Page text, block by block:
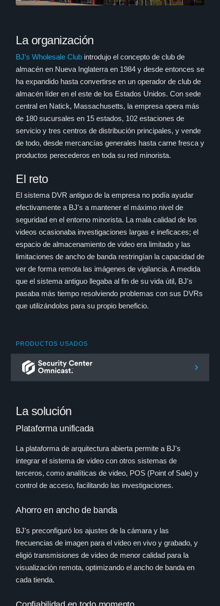
La organización
BJ’s Wholesale Club introdujo el concepto de club de
almacén en Nueva Inglaterra en 1984 y desde entonces se
ha expandido hasta convertirse en un operador de club de
almacén líder en el este de los Estados Unidos. Con sede
central en Natick, Massachusetts, la empresa opera más
de 180 sucursales en 15 estados, 102 estaciones de
servicio y tres centros de distribución principales, y vende
de todo, desde mercancías generales hasta carne fresca y
productos perecederos en toda su red minorista.
El reto
El sistema DVR antiguo de la empresa no podía ayudar
efectivamente a BJ's a mantener el máximo nivel de
seguridad en el entorno minorista. La mala calidad de los
videos ocasionaba investigaciones largas e ineficaces; el
espacio de almacenamiento de video era limitado y las
limitaciones de ancho de banda restringían la capacidad de
ver de forma remota las imágenes de vigilancia. A medida
que el sistema antiguo llegaba al fin de su vida útil, BJ's
pasaba más tiempo resolviendo problemas con sus DVRs
que utilizándolos para su propio beneficio.
PRODUCTOS USADOS
La solución
Plataforma unificada
La plataforma de arquitectura abierta permite a BJ's
integrar el sistema de video con otros sistemas de
terceros, como analíticas de video, POS (Point of Sale) y
control de acceso, facilitando las investigaciones.
Ahorro en ancho de banda
BJ's preconfiguró los ajustes de la cámara y las
frecuencias de imagen para el video en vivo y grabado, y
eligió transmisiones de video de menor calidad para la
visualización remota, optimizando el ancho de banda en
cada tienda.